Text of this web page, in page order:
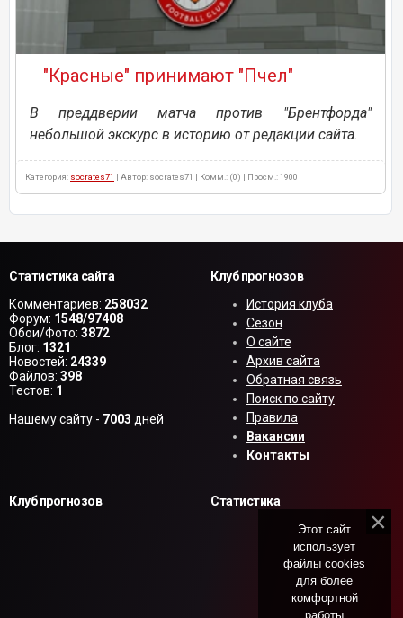
"Красные" принимают "Пчел"
В преддверии матча против "Брентфорда"
небольшой экскурс в историю от редакции сайта.
Категория: socrates71 | Автор: socrates71 | Комм.: (0) | Просм.: 1900
Статистика сайта
Комментариев: 258032
Форум: 1548/97408
Обои/Фото: 3872
Блог: 1321
Новостей: 24339
Файлов: 398
Тестов: 1
Нашему сайту - 7003 дней
Клуб прогнозов
История клуба
Сезон
О сайте
Архив сайта
Обратная связь
Поиск по сайту
Правила
Вакансии
Контакты
Клуб прогнозов Статистика
Этот сайт
использует
файлы cookies
для более
комфортной
работы